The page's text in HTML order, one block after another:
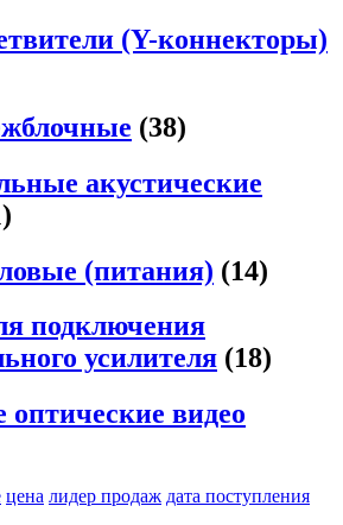
(Y-коннекторы)
(38)
акустические
(питания) (14)
подключения
усилителя (18)
видео
цена лидер продаж дата поступления